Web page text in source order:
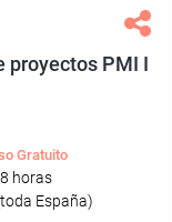
proyectos PMI I
Gratuito
horas
España)